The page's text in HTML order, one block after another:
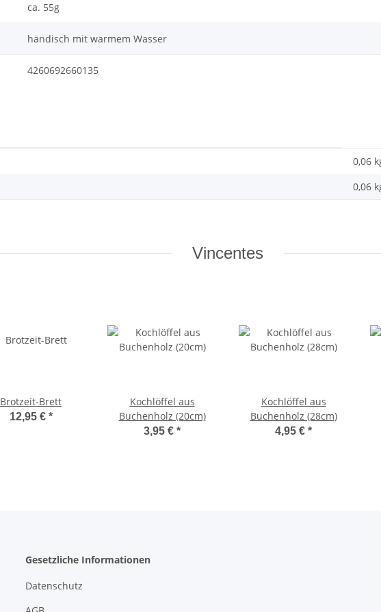
ca. 55g
händisch mit warmem Wasser
4260692660135
0,06
0,06
Vincentes
Brotzeit-Brett
12,95 € *
Kochlöffel aus
Buchenholz (20cm)
3,95 € *
Kochlöffel aus
Buchenholz (28cm)
4,95 € *
Gesetzliche Informationen
Datenschutz